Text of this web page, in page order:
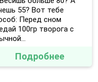
55? Вот тебе
Перед сном
100гр творога с
Подробнее